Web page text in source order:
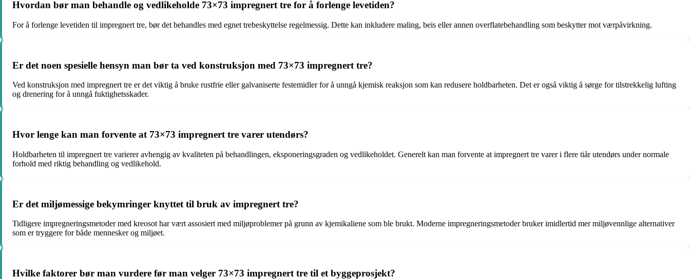
Hvordan bør man behandle og vedlikeholde 73×73 impregnert tre for å forlenge levetiden?
For å forlenge levetiden til impregnert tre, bør det behandles med egnet trebeskyttelse regelmessig. Dette kan inkludere maling, beis eller annen overflatebehandling som beskytter mot værpåvirkning.
Er det noen spesielle hensyn man bør ta ved konstruksjon med 73×73 impregnert tre?
Ved konstruksjon med impregnert tre er det viktig å bruke rustfrie eller galvaniserte festemidler for å unngå kjemisk reaksjon som kan redusere holdbarheten. Det er også viktig å sørge for tilstrekkelig lufting
og drenering for å unngå fuktighetsskader.
Hvor lenge kan man forvente at 73×73 impregnert tre varer utendørs?
Holdbarheten til impregnert tre varierer avhengig av kvaliteten på behandlingen, eksponeringsgraden og vedlikeholdet. Generelt kan man forvente at impregnert tre varer i flere tiår utendørs under normale
forhold med riktig behandling og vedlikehold.
Er det miljømessige bekymringer knyttet til bruk av impregnert tre?
Tidligere impregneringsmetoder med kreosot har vært assosiert med miljøproblemer på grunn av kjemikaliene som ble brukt. Moderne impregneringsmetoder bruker imidlertid mer miljøvennlige alternativer
som er tryggere for både mennesker og miljøet.
Hvilke faktorer bør man vurdere før man velger 73×73 impregnert tre til et byggeprosjekt?